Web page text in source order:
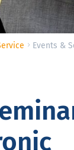
Events &